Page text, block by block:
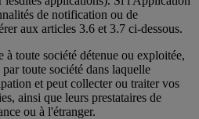
de notification ou de
aux articles 3.6 et 3.7 ci-dessous.
toute société détenue ou exploitée,
toute société dans laquelle
et peut collecter ou traiter vos
ainsi que leurs prestataires de
ou à l'étranger.